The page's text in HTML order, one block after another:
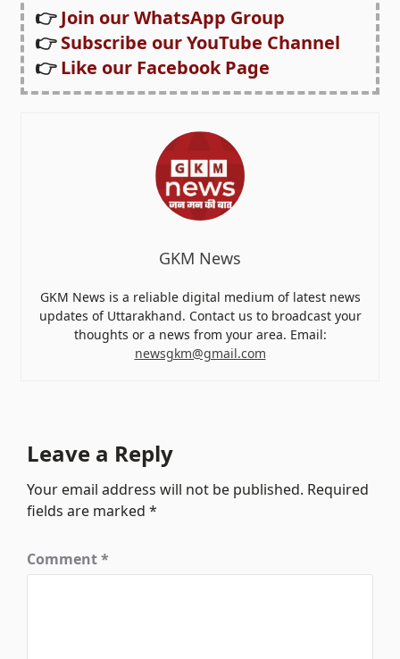
👉Join our WhatsApp Group
👉Subscribe our YouTube Channel
👉Like our Facebook Page
GKM News
GKM News is a reliable digital medium of latest news
updates of Uttarakhand. Contact us to broadcast your
thoughts or a news from your area. Email:
newsgkm@gmail.com
Leave a Reply
Your email address will not be published. Required
fields are marked*
Comment*